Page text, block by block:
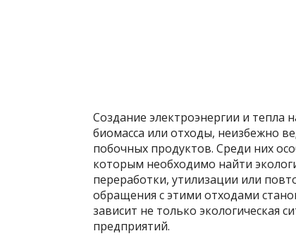
Создание электроэнергии и тепла
биомасса или отходы, неизбежно
побочных продуктов. Среди них
которым необходимо найти
переработки, утилизации или
обращения с этими отходами
зависит не только экологическая
предприятий.